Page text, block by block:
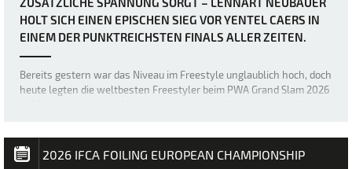
HOLT SICH EINEN EPISCHEN SIEG VOR YENTEL CAERS IN
EINEM DER PUNKTREICHSTEN FINALS ALLER ZEITEN.
Bereits gestern war das Niveau im Freestyle unglaublich hoch, doch
heute legten die weltbesten Freestyler beim PWA Grand Slam 2026
besten Freestyl…
2026 IFCA FOILING EUROPEAN CHAMPIONSHIP